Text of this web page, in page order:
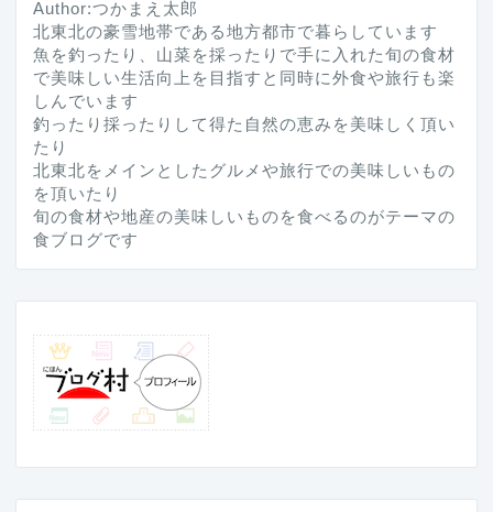
Author:つかまえ太郎
北東北の豪雪地帯である地方都市で暮らしています
魚を釣ったり、山菜を採ったりで手に入れた旬の食材
で美味しい生活向上を目指すと同時に外食や旅行も楽
しんでいます
釣ったり採ったりして得た自然の恵みを美味しく頂い
たり
北東北をメインとしたグルメや旅行での美味しいもの
を頂いたり
旬の食材や地産の美味しいものを食べるのがテーマの
食ブログです